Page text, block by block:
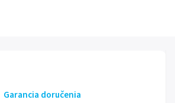
Garancia doručenia